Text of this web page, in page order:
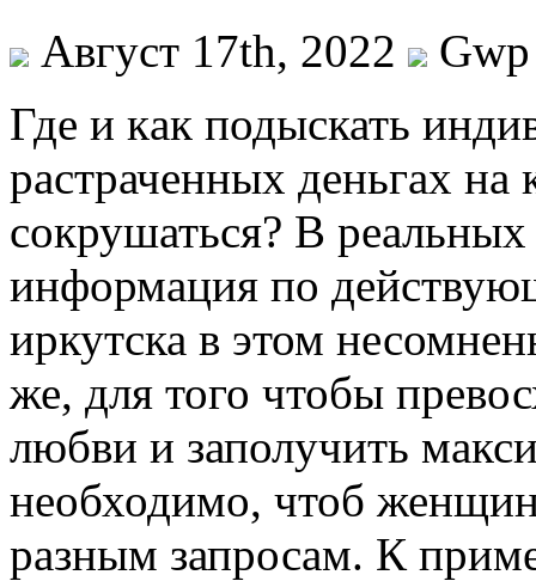
Август 17th, 2022
Gwp
Гдe и кaк подыскать
растраченных деньгах на
сокрушаться? В
информация по
иркутска в этом
же, для того чтобы
любви и заполучить
необходимо, чтоб
разным запросам. К